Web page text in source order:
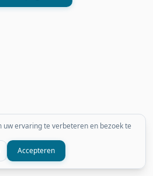
uw ervaring te verbeteren en bezoek te
Accepteren